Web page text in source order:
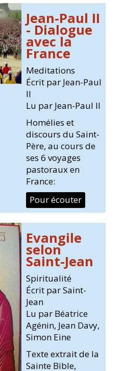
Jean-Paul II
- Dialogue
avec la
France
Meditations
Écrit par Jean-Paul
II
Lu par Jean-Paul II
Homélies et
discours du Saint-
Père, au cours de
ses 6 voyages
pastoraux en
France:
Pour écouter
Evangile
selon
Saint-Jean
Spiritualité
Écrit par Saint-
Jean
Lu par Béatrice
Agénin, Jean Davy,
Simon Eine
Texte extrait de la
Sainte Bible,